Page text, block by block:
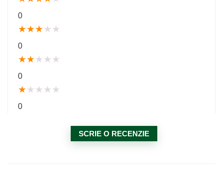
0
★★★★ ★
0
★★★ ★ ★
0
★★ ★ ★ ★
0
SCRIE O RECENZIE